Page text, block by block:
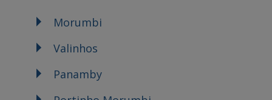
Morumbi
Valinhos
Panamby